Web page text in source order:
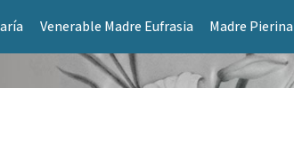
Venerable Madre Eufrasia Madre Pierina